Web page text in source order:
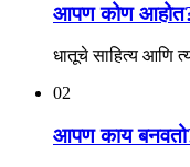
आपण कोण
धातूचे साहित्य आणि
02
आपण काय